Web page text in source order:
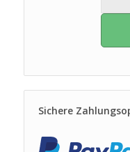
Sichere